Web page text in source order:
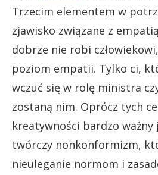
Trzecim elementem w
zjawisko związane z
dobrze nie robi
poziom empatii. Tylko ci,
wczuć się w rolę ministra
zostaną nim. Oprócz tych
kreatywności bardzo ważny
twórczy nonkonformizm,
nieuleganie normom i